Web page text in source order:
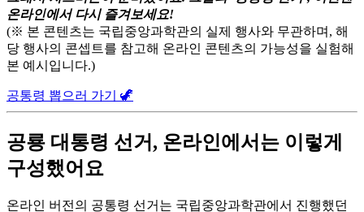
온라인에서 다시 즐겨보세요!
(※ 본 콘텐츠는 국립중앙과학관의 실제 행사와 무관하며, 해
당 행사의 콘셉트를 참고해 온라인 콘텐츠의 가능성을 실험해
본 예시입니다.)
공통령 뽑으러 가기 🦖
공룡 대통령 선거, 온라인에서는 이렇게
구성했어요
온라인 버전의 공통령 선거는 국립중앙과학관에서 진행했던